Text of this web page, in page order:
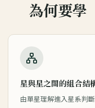
為何要學
星與星之間的組合結
由單星理解進入星系判